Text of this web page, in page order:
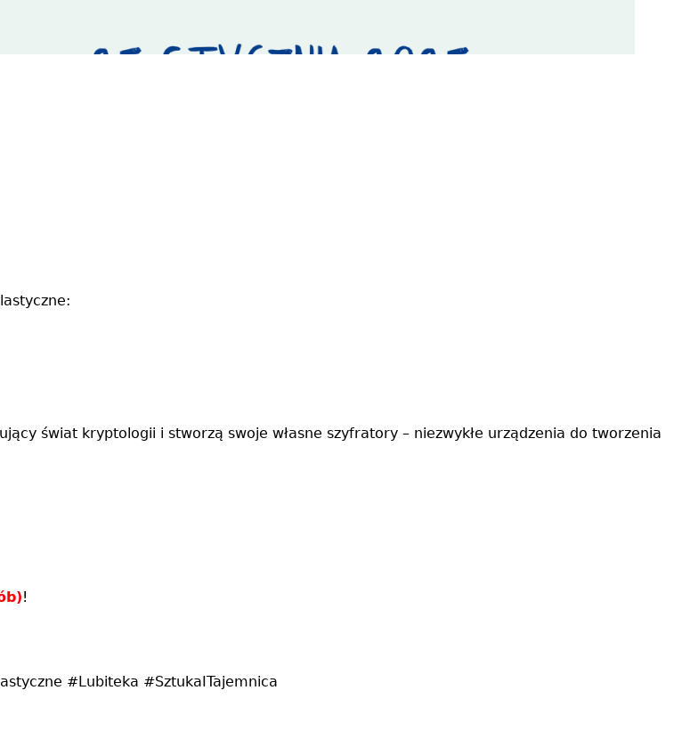
świat kryptologii i stworzą swoje własne szyfratory – niezwykłe urządzenia do tworzenia
!
#Lubiteka #SztukaITajemnica